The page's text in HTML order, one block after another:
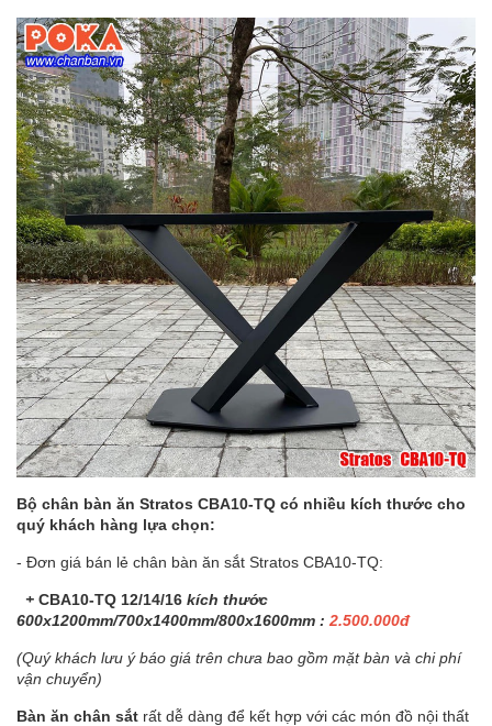
Bộ chân bàn ăn Stratos CBA10-TQ có nhiều kích thước cho
quý khách hàng lựa chọn:
- Đơn giá bán lẻ chân bàn ăn sắt Stratos CBA10-TQ:
+ CBA10-TQ 12/14/16 kích thước
600x1200mm/700x1400mm/800x1600mm : 2.500.000đ
(Quý khách lưu ý báo giá trên chưa bao gồm mặt bàn và chi phí
vận chuyển)
Bàn ăn chân sắt rất dễ dàng để kết hợp với các món đồ nội thất